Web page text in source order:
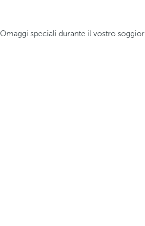
Omaggi speciali durante il vostro